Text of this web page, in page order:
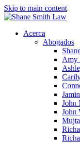
Skip to main content
Acerca
Abogados
Amy
John
John